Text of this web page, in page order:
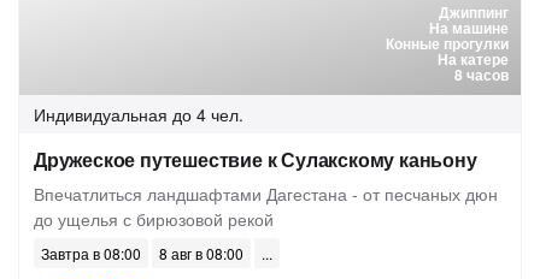
Джиппинг
На машине
Конные прогулки
На катере
8 часов
Индивидуальная до 4 чел.
Дружеское путешествие к Сулакскому каньону
Впечатлиться ландшафтами Дагестана - от песчаных дюн
до ущелья с бирюзовой рекой
Завтра в 08:00
8 авг в 08:00